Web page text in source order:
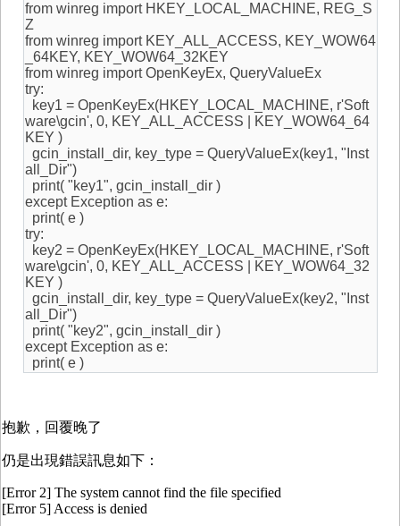
from winreg import HKEY_LOCAL_MACHINE, REG_S
Z
from winreg import KEY_ALL_ACCESS, KEY_WOW64
_64KEY, KEY_WOW64_32KEY
from winreg import OpenKeyEx, QueryValueEx
try:
key1 = OpenKeyEx(HKEY_LOCAL_MACHINE, r'Soft
ware\gcin', 0, KEY_ALL_ACCESS | KEY_WOW64_64
KEY )
gcin_install_dir, key_type = QueryValueEx(key1, "Inst
all_Dir")
print( "key1", gcin_install_dir )
except Exception as e:
print( e )
try:
key2 = OpenKeyEx(HKEY_LOCAL_MACHINE, r'Soft
ware\gcin', 0, KEY_ALL_ACCESS | KEY_WOW64_32
KEY )
gcin_install_dir, key_type = QueryValueEx(key2, "Inst
all_Dir")
print( "key2", gcin_install_dir )
except Exception as e:
print( e )
抱歉，回覆晚了
仍是出現錯誤訊息如下：
[Error 2] The system cannot find the file specified
[Error 5] Access is denied